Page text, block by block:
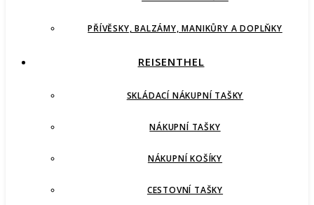
PŘÍVĚSKY, BALZÁMY, MANIKŮRY A DOPLŇKY
REISENTHEL
SKLÁDACÍ NÁKUPNÍ TAŠKY
NÁKUPNÍ TAŠKY
NÁKUPNÍ KOŠÍKY
CESTOVNÍ TAŠKY